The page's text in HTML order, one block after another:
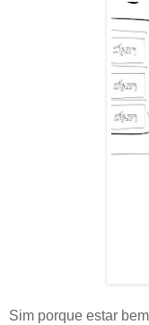
Sim porque estar